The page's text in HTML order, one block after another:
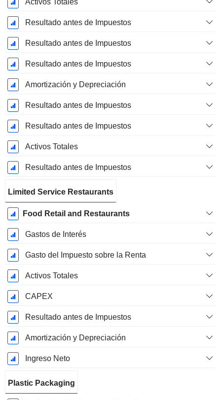
Activos Totales
Resultado antes de Impuestos
Resultado antes de Impuestos
Resultado antes de Impuestos
Amortización y Depreciación
Resultado antes de Impuestos
Resultado antes de Impuestos
Activos Totales
Resultado antes de Impuestos
Limited Service Restaurants
Food Retail and Restaurants
Gastos de Interés
Gasto del Impuesto sobre la Renta
Activos Totales
CAPEX
Resultado antes de Impuestos
Amortización y Depreciación
Ingreso Neto
Plastic Packaging